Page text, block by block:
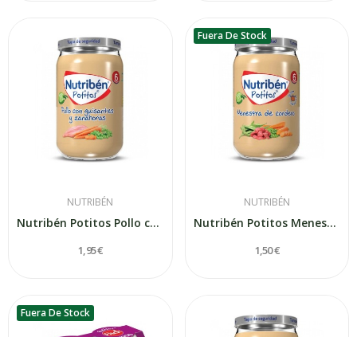
NUTRIBÉN
Nutribén Potitos Pollo con Guisantes y...
1,95 €
Fuera De Stock
NUTRIBÉN
Nutribén Potitos Menestra de Cordero 235gr
1,50 €
Fuera De Stock